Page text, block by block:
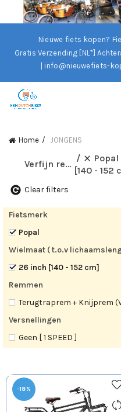
Nieuwe fiets kopen?
Gratis Verzending [NL*]
| info@nieuwefiets-
Home JONGENS
Verfijn resultaten
Popal
[140 - 152
Clear filters
Fietsmerk
Popal
Wielmaat ( t.o.v
26 inch [140 - 152 cm]
Remmen
Terugtraprem + Knijprem
Versnellingen
Geen [ 1 SPEED ]
-18%